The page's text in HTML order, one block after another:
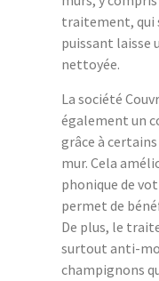
traitement, qui
puissant laisse
nettoyée.
La société
également un
grâce à
mur. Cela
phonique de
permet de
De plus, le
surtout anti-
champignons